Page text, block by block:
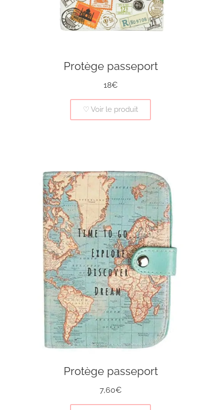
Protège passeport
18€
♡ Voir le produit
Protège passeport
7,60€